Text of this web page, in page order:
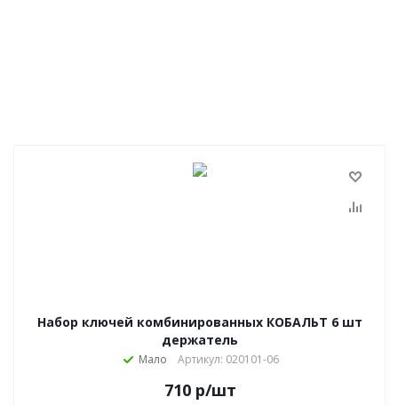
Набор ключей комбинированных КОБАЛЬТ 6 шт
держатель
Мало Артикул: 020101-06
710р/шт